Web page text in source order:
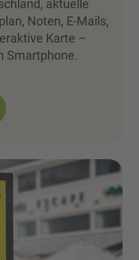
aktuelle
Noten, E-Mails,
Karte –
Smartphone.